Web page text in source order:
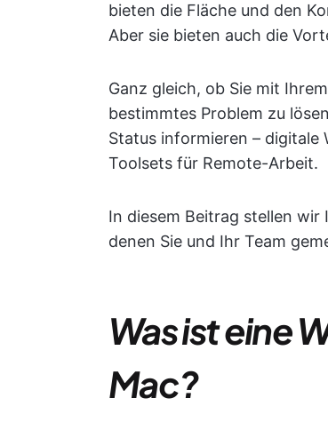
bieten die Fläche und den
Aber sie bieten auch die
Ganz gleich, ob Sie mit
bestimmtes Problem zu
Status informieren – digitale
Toolsets für Remote-Arbeit.
In diesem Beitrag stellen
denen Sie und Ihr Team
Was ist eine
Mac?